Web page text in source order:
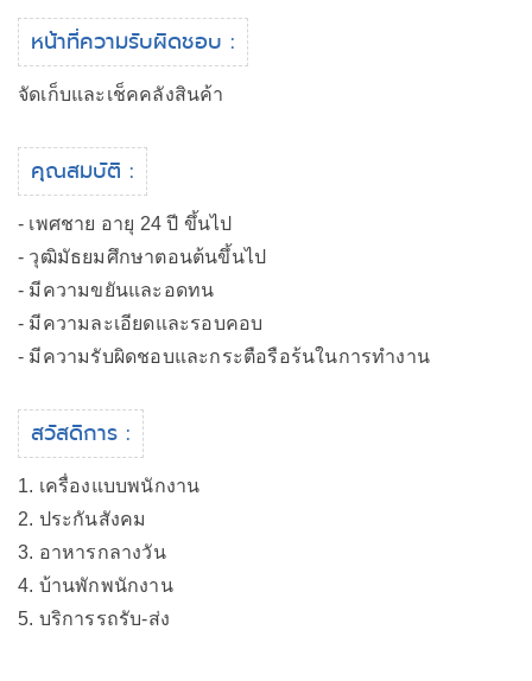
หน้าที่ความรับผิดชอบ :
จัดเก็บและเช็คคลังสินค้า
คุณสมบัติ :
- เพศชาย อายุ 24 ปี ขึ้นไป
- วุฒิมัธยมศึกษาตอนต้นขึ้นไป
- มีความขยันและอดทน
- มีความละเอียดและรอบคอบ
- มีความรับผิดชอบและกระตือรือร้นในการทำงาน
สวัสดิการ :
1. เครื่องแบบพนักงาน
2. ประกันสังคม
3. อาหารกลางวัน
4. บ้านพักพนักงาน
5. บริการรถรับ-ส่ง